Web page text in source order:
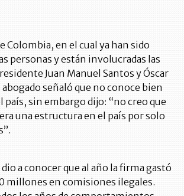
Colombia, en el cual ya han sido
personas y están involucradas las
Juan Manuel Santos y Óscar
abogado señaló que no conoce bien
país, sin embargo dijo: “no creo que
una estructura en el país por solo
a conocer que al año la firma gastó
millones en comisiones ilegales.